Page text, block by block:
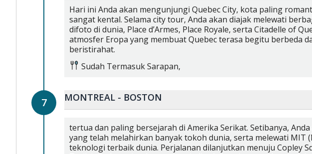
Hari ini Anda akan mengunjungi Quebec City, kota paling
sangat kental. Selama city tour, Anda akan diajak melewati
difoto di dunia, Place d’Armes, Place Royale, serta Citadelle of
atmosfer Eropa yang membuat Quebec terasa begitu berbeda
beristirahat.
Sudah TermasukSarapan,
7 MONTREAL - BOSTON
tertua dan paling bersejarah di Amerika Serikat. Setibanya,
yang telah melahirkan banyak tokoh dunia, serta melewati
teknologi terbaik dunia. Perjalanan dilanjutkan menuju Copley